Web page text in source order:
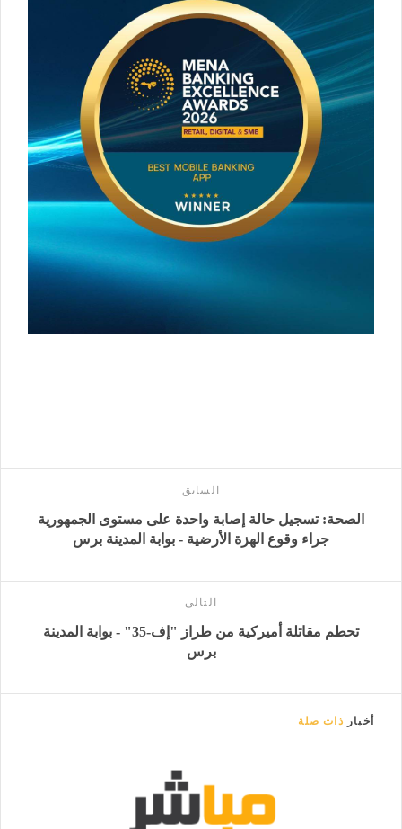
السابق
الصحة: تسجيل حالة إصابة واحدة على مستوى الجمهورية
جراء وقوع الهزة الأرضية - بوابة المدينة برس
التالى
تحطم مقاتلة أميركية من طراز "إف-35" - بوابة المدينة
برس
أخبار ذات صلة